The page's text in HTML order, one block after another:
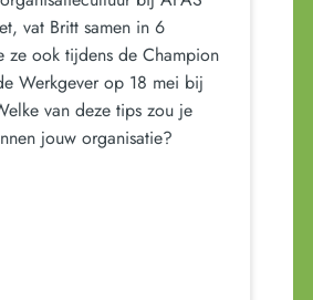
vat Britt samen in 6
ook tijdens de Champion
Werkgever op 18 mei bij
van deze tips zou je
jouw organisatie?